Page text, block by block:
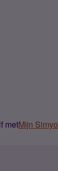
metMijn Simyo